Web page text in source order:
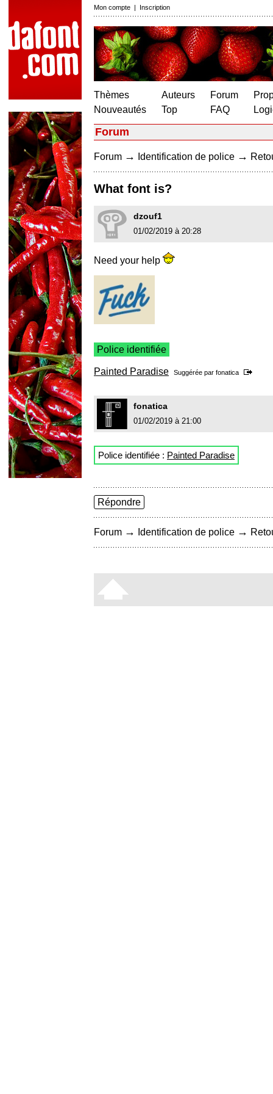
Mon compte | Inscription
Thèmes
Nouveautés
Auteurs
Top
Forum
FAQ
Forum
Forum → Identification de police →
What font is?
dzouf1
01/02/2019 à 20:28
Need your help
Police identifiée
Painted Paradise Suggérée par fonatica
fonatica
01/02/2019 à 21:00
Police identifiée : Painted Paradise
Répondre
Forum → Identification de police →